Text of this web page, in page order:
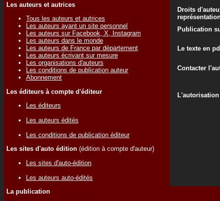
Les auteurs et autrices
Tous les auteurs et autrices
Les auteurs ayant un site personnel
Les auteurs sur Facebook, X, Instagram
Les auteurs dans le monde
Les auteurs de France par département
Les auteurs écrivant sur mesure
Les organisations d'auteurs
Les conditions de publication auteur
Abonnement
Les éditeurs à compte d'éditeur
Les éditeurs
Les auteurs édités
Les conditions de publication éditeur
Les sites d'auto édition (édition à compte d'auteur)
Les sites d'auto-édition
Les auteurs auto-édités
La publication
Droits
Publication
Le texte en
Contacter
L'autorisation